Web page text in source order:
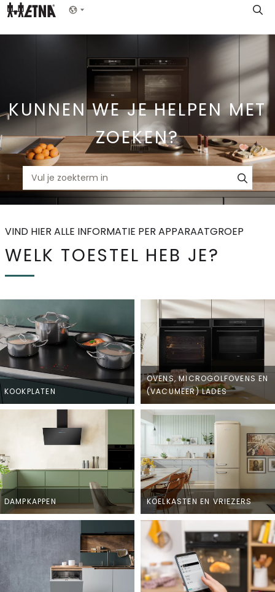
Skip
Show menu
KUNNEN WE JE HELPEN MET
ZOEKEN?
VIND HIER ALLE INFORMATIE PER APPARAATGROEP
WELK TOESTEL HEB JE?
KOOKPLATEN
OVENS, MICROGOLFOVENS EN
(VACUMEER) LADES
DAMPKAPPEN KOELKASTEN EN VRIEZERS